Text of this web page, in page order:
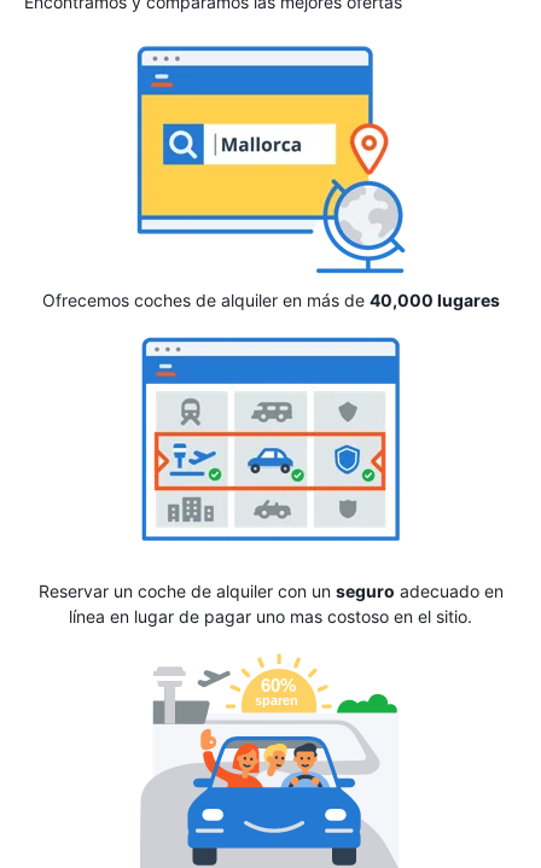
Ofrecemos coches de alquiler en más de 40,000 lugares
Reservar un coche de alquiler con un seguro adecuado en
línea en lugar de pagar uno mas costoso en el sitio.